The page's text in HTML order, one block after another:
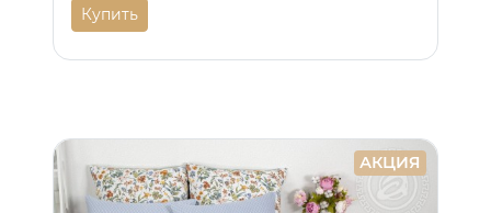
Купить
АКЦИЯ